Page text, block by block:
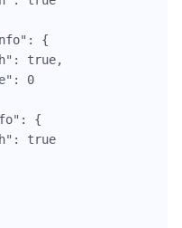
{
true,
0
{
true